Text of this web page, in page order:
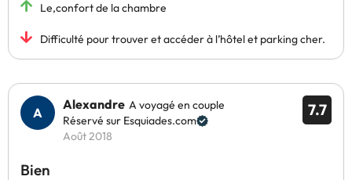
Le,confort de la chambre
Difficulté pour trouver et accéder à l’hôtel et parking cher.
7.7
Alexandre A voyagé en couple
Réservé sur Esquiades.com
Août 2018
Bien